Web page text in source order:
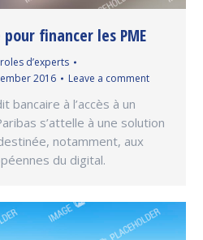
pour financer les PME
d’experts
2016 Leave a comment
bancaire à l’accès à un
s’attelle à une solution
notamment, aux
du digital.